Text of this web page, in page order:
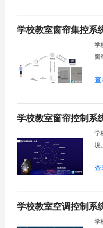
分
行
学校教室窗帘集控系
学
窗
能
生
排
学校教室窗帘控制系
学
境
足
能
态
学校教室空调控制系
学